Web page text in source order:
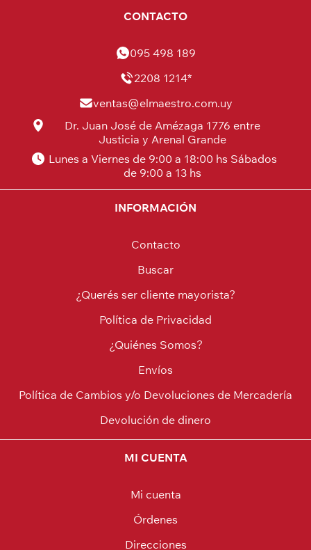
CONTACTO
095 498 189
2208 1214*
ventas@elmaestro.com.uy
Dr. Juan José de Amézaga 1776 entre
Justicia y Arenal Grande
Lunes a Viernes de 9:00 a 18:00 hs Sábados
de 9:00 a 13 hs
INFORMACIÓN
Contacto
Buscar
¿Querés ser cliente mayorista?
Política de Privacidad
¿Quiénes Somos?
Envíos
Política de Cambios y/o Devoluciones de Mercadería
Devolución de dinero
MI CUENTA
Mi cuenta
Órdenes
Direcciones